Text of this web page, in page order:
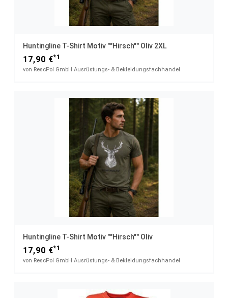
Huntingline T-Shirt Motiv ""Hirsch"" Oliv 2XL
17,90 €*1
von RescPol GmbH Ausrüstungs- & Bekleidungsfachhandel
Huntingline T-Shirt Motiv ""Hirsch"" Oliv
17,90 €*1
von RescPol GmbH Ausrüstungs- & Bekleidungsfachhandel